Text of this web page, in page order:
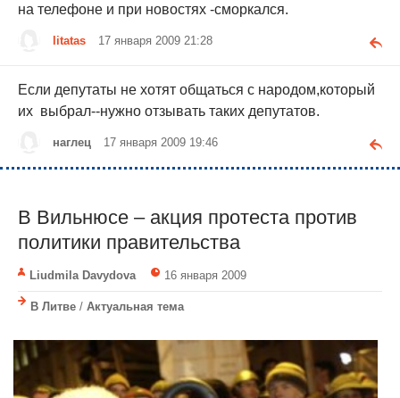
на телефоне и при новостях -сморкался.
litatas 17 января 2009 21:28
Если депутаты не хотят общаться с народом,который
их выбрал--нужно отзывать таких депутатов.
наглец 17 января 2009 19:46
В Вильнюсе – акция протеста против
политики правительства
Liudmila Davydova 16 января 2009
В Литве / Актуальная тема